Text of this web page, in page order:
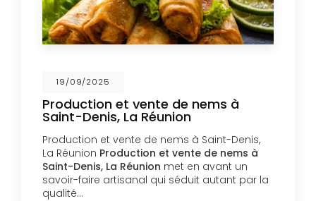
19/09/2025
Production et vente de nems à
Saint-Denis, La Réunion
Production et vente de nems à Saint-Denis,
La Réunion Production et vente de nems à
Saint-Denis, La Réunion met en avant un
savoir-faire artisanal qui séduit autant par la
qualité…